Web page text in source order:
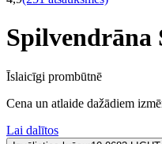
Spilvendrāna
Īslaicīgi prombūtnē
Cena un atlaide dažādiem
Lai dalītos